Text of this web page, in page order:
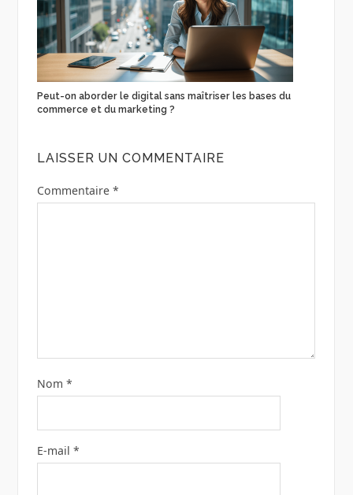
Peut-on aborder le digital sans maîtriser les bases du
commerce et du marketing ?
LAISSER UN COMMENTAIRE
Commentaire *
Nom *
E-mail *